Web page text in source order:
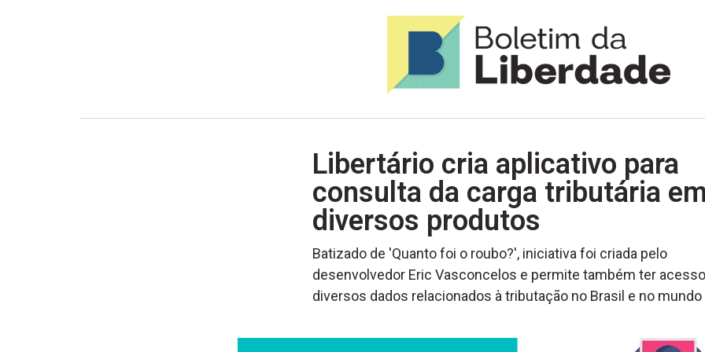
Libertário cria aplicativo para
consulta da carga tributária em
diversos produtos
Batizado de 'Quanto foi o roubo?', iniciativa foi criada pelo
desenvolvedor Eric Vasconcelos e permite também ter
diversos dados relacionados à tributação no Brasil e no mundo